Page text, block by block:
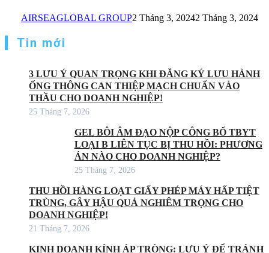
AIRSEAGLOBAL GROUP2 Tháng 3, 20242 Tháng 3, 2024
Tin mới
3 LƯU Ý QUAN TRỌNG KHI ĐĂNG KÝ LƯU HÀNH
ỐNG THÔNG CAN THIỆP MẠCH CHUẨN VÀO
THẦU CHO DOANH NGHIỆP!
25 Tháng 7, 2026
GEL BÔI ÂM ĐẠO NỘP CÔNG BỐ TBYT
LOẠI B LIÊN TỤC BỊ THU HỒI: PHƯƠNG
ÁN NÀO CHO DOANH NGHIỆP?
25 Tháng 7, 2026
THU HỒI HÀNG LOẠT GIẤY PHÉP MÁY HẤP TIỆT
TRÙNG, GÂY HẬU QUẢ NGHIÊM TRỌNG CHO
DOANH NGHIỆP!
21 Tháng 7, 2026
KINH DOANH KÍNH ÁP TRÒNG: LƯU Ý ĐỂ TRÁNH